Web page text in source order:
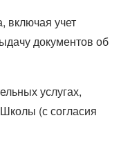
включая учет
документов об
услугах,
(с согласия